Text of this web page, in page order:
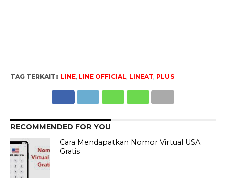
TAG TERKAIT: LINE, LINE OFFICIAL LINEAT PLUS
RECOMMENDED FOR YOU
Cara Mendapatkan Nomor Virtual USA
Gratis